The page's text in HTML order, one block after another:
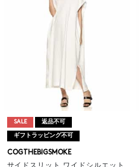
SALE 返品不可
ギフトラッピング不可
COGTHEBIGSMOKE